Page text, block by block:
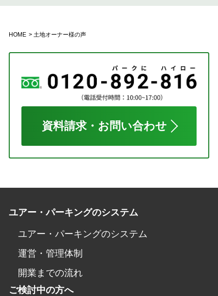
HOME 土地オーナー様の声
資料請求・お問い合わせ
ユアー・パーキングのシステム
ユアー・パーキングのシステム
運営・管理体制
開業までの流れ
ご検討中の方へ